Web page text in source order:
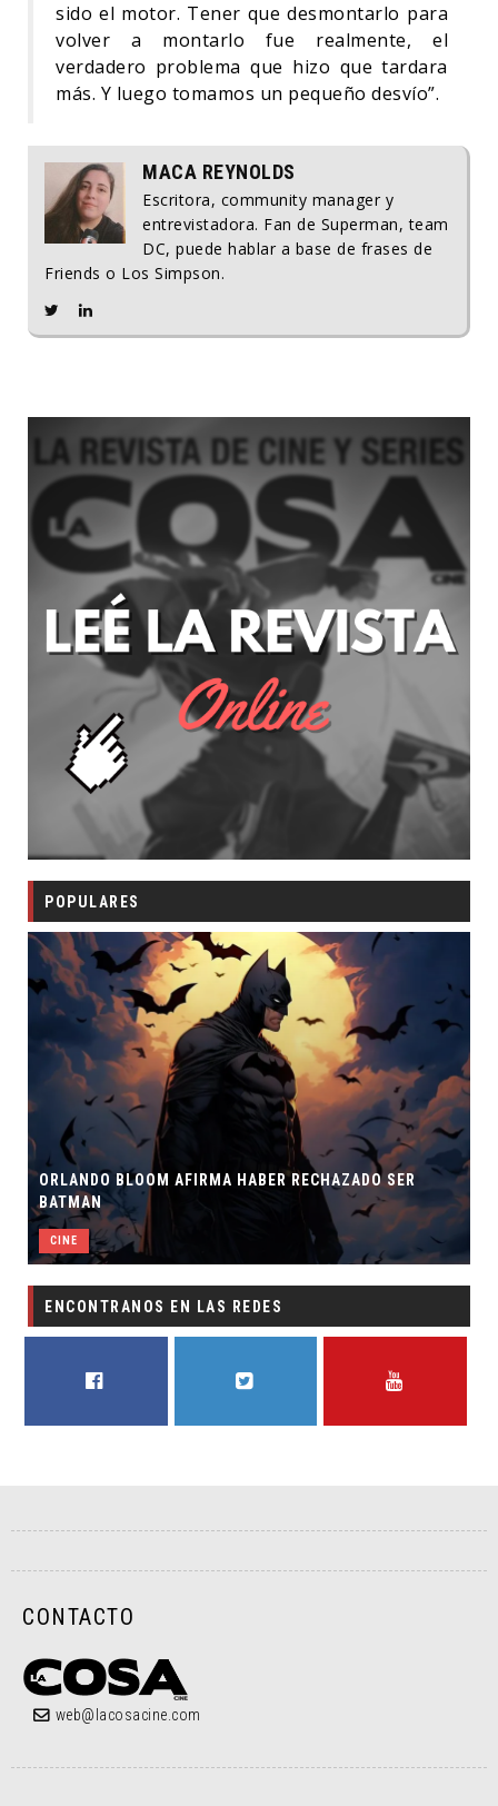
sido el motor. Tener que desmontarlo para
volver a montarlo fue realmente, el
verdadero problema que hizo que tardara
más. Y luego tomamos un pequeño desvío”.
MACA REYNOLDS
Escritora, community manager y
entrevistadora. Fan de Superman, team
DC, puede hablar a base de frases de
Friends o Los Simpson.
POPULARES
ORLANDO BLOOM AFIRMA HABER RECHAZADO SER
BATMAN
CINE
ENCONTRANOS EN LAS REDES
CONTACTO
web@lacosacine.com